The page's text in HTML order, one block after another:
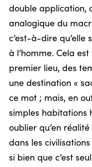
double application,
analogique du
c’est-à-dire qu’elle
à l’homme. Cela
premier lieu, des
une destination «
ce mot ; mais, en
simples habitations
oublier qu’en
dans les
si bien que c’est